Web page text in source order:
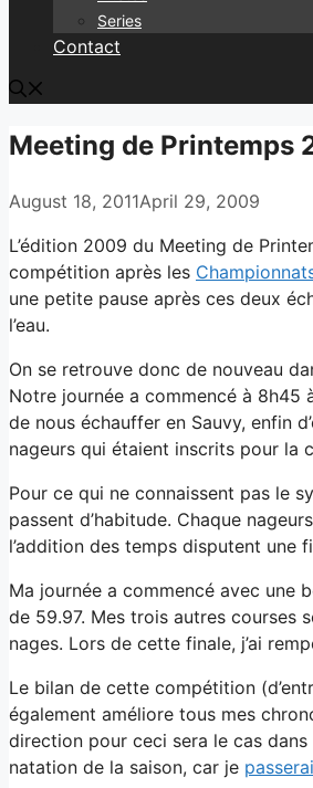
Series
Contact
Meeting de Printemps
August 18, 2011April 29, 2009
L’édition 2009 du Meeting de
compétition après les
une petite pause après ces deux
l’eau.
On se retrouve donc de nouveau
Notre journée a commencé à 8h45
de nous échauffer en Sauvy, enfin
nageurs qui étaient inscrits pour la
Pour ce qui ne connaissent pas le
passent d’habitude. Chaque
l’addition des temps disputent une
Ma journée a commencé avec une
de 59.97. Mes trois autres courses
nages. Lors de cette finale, j’ai
Le bilan de cette compétition
également améliore tous mes
direction pour ceci sera le cas
natation de la saison, car je